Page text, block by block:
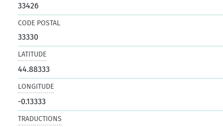
33426
CODE POSTAL
33330
LATITUDE
44.88333
LONGITUDE
-0.13333
TRADUCTIONS